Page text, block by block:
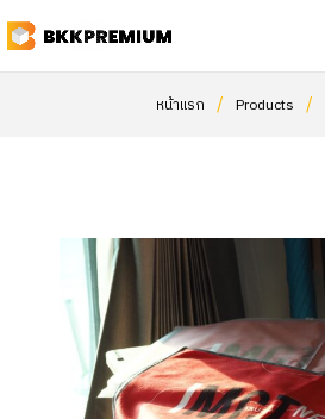
หน้าแรก / Products /